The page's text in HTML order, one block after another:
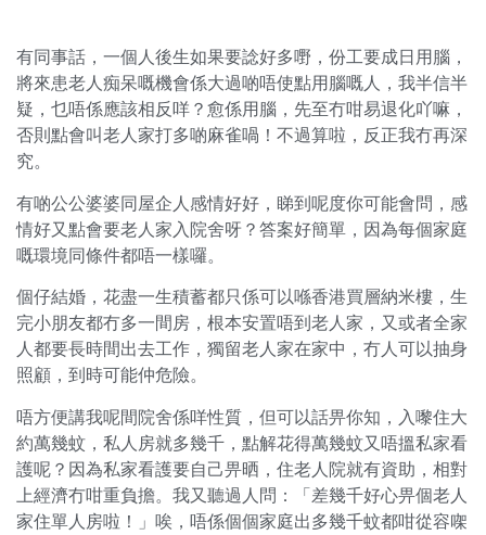
有同事話，一個人後生如果要諗好多嘢，份工要成日用腦，
將來患老人痴呆嘅機會係大過啲唔使點用腦嘅人，我半信半
疑，乜唔係應該相反咩？愈係用腦，先至冇咁易退化吖嘛，
否則點會叫老人家打多啲麻雀喎！不過算啦，反正我冇再深
究。
有啲公公婆婆同屋企人感情好好，睇到呢度你可能會問，感
情好又點會要老人家入院舍呀？答案好簡單，因為每個家庭
嘅環境同條件都唔一樣囉。
個仔結婚，花盡一生積蓄都只係可以喺香港買層納米樓，生
完小朋友都冇多一間房，根本安置唔到老人家，又或者全家
人都要長時間出去工作，獨留老人家在家中，冇人可以抽身
照顧，到時可能仲危險。
唔方便講我呢間院舍係咩性質，但可以話畀你知，入嚟住大
約萬幾蚊，私人房就多幾千，點解花得萬幾蚊又唔搵私家看
護呢？因為私家看護要自己畀晒，住老人院就有資助，相對
上經濟冇咁重負擔。我又聽過人問：「差幾千好心畀個老人
家住單人房啦！」唉，唔係個個家庭出多幾千蚊都咁從容㗎